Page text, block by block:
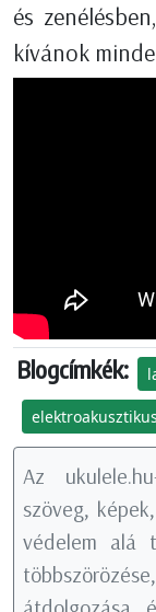
és
kívánok
Blogcímkék:
elektroakusztikus
Az
szöveg,
védelem alá